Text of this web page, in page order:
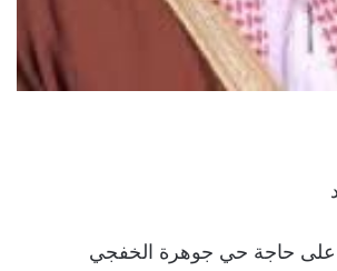
على حاجة حي جوهرة الخفجي